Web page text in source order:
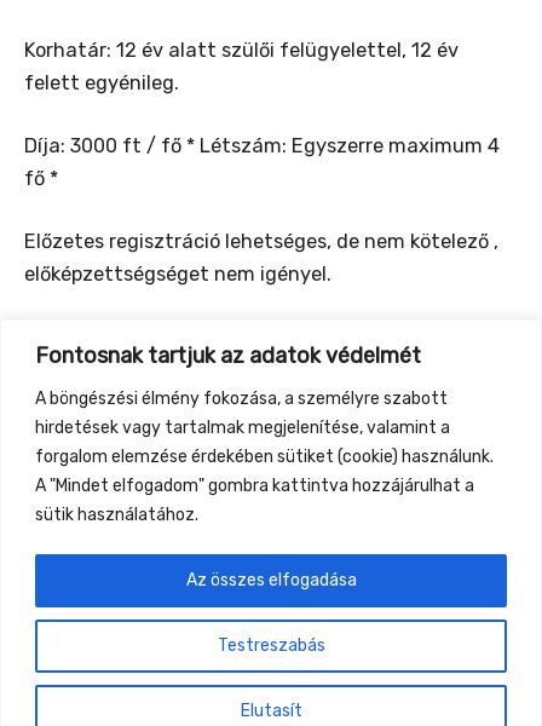
Fontosnak tartjuk az adatok védelmét
A böngészési élmény fokozása, a személyre szabott
hirdetések vagy tartalmak megjelenítése, valamint a
forgalom elemzése érdekében sütiket (cookie) használunk.
A "Mindet elfogadom" gombra kattintva hozzájárulhat a
sütik használatához.
Testreszabás
Elutasít
Az összes elfogadása
Korhatár: 12 év alatt szülői felügyelettel, 12 év
felett egyénileg.
Díja: 3000 ft / fő * Létszám: Egyszerre maximum 4
fő *
Előzetes regisztráció lehetséges, de nem kötelező ,
előképzettségséget nem igényel.
Szombat 11-12 15-16
Vasárnap 11-12
Previous Event
Gyüttment Találkozó, 2026. augusztus 27-30.,
Csobánkapuszta